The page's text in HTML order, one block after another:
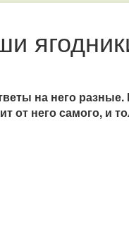
на него разные.
от него самого, и